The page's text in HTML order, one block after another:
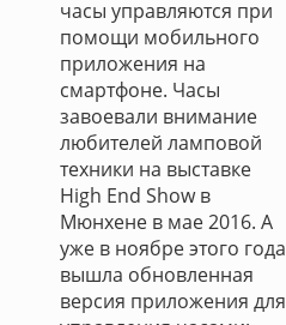
часы управляются при
помощи мобильного
приложения на
смартфоне. Часы
завоевали внимание
любителей ламповой
техники на выставке
High End Show в
Мюнхене в мае 2016. А
уже в ноябре этого года
вышла обновленная
версия приложения для